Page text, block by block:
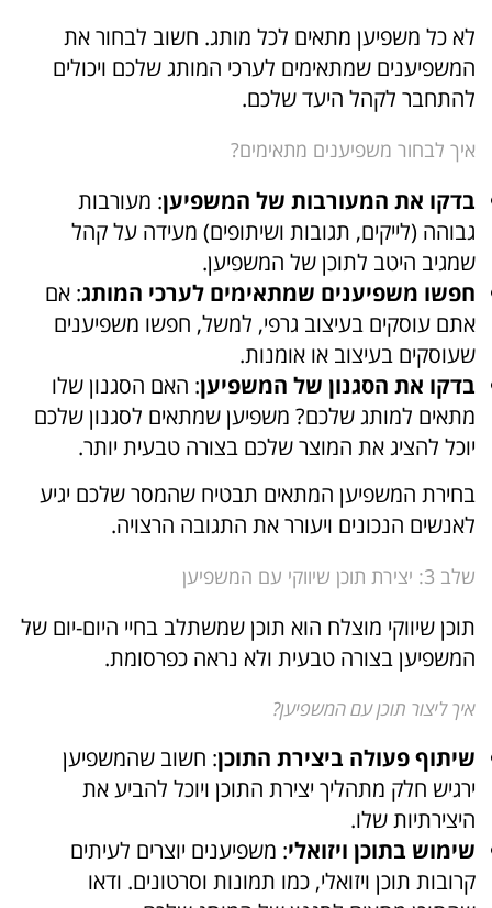
לא כל משפיען מתאים לכל מותג. חשוב לבחור את
המשפיענים שמתאימים לערכי המותג שלכם ויכולים
להתחבר לקהל היעד שלכם.
איך לבחור משפיענים מתאימים?
בדקו את המעורבות של המשפיען: מעורבות
גבוהה (לייקים, תגובות ושיתופים) מעידה על קהל
שמגיב היטב לתוכן של המשפיען.
חפשו משפיענים שמתאימים לערכי המותג: אם
אתם עוסקים בעיצוב גרפי, למשל, חפשו משפיענים
שעוסקים בעיצוב או אומנות.
בדקו את הסגנון של המשפיען: האם הסגנון שלו
מתאים למותג שלכם? משפיען שמתאים לסגנון שלכם
יוכל להציג את המוצר שלכם בצורה טבעית יותר.
בחירת המשפיען המתאים תבטיח שהמסר שלכם יגיע
לאנשים הנכונים ויעורר את התגובה הרצויה.
שלב 3: יצירת תוכן שיווקי עם המשפיען
תוכן שיווקי מוצלח הוא תוכן שמשתלב בחיי היום-יום של
המשפיען בצורה טבעית ולא נראה כפרסומת.
איך ליצור תוכן עם המשפיען?
שיתוף פעולה ביצירת התוכן: חשוב שהמשפיען
ירגיש חלק מתהליך יצירת התוכן ויוכל להביע את
היצירתיות שלו.
שימוש בתוכן ויזואלי: משפיענים יוצרים לעיתים
קרובות תוכן ויזואלי, כמו תמונות וסרטונים. ודאו